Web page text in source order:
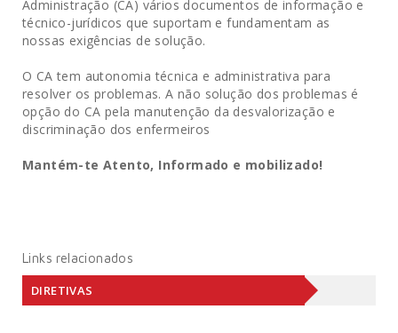
Administração (CA) vários documentos de informação e
técnico-jurídicos que suportam e fundamentam as
nossas exigências de solução.
O CA tem autonomia técnica e administrativa para
resolver os problemas. A não solução dos problemas é
opção do CA pela manutenção da desvalorização e
discriminação dos enfermeiros
Mantém-te Atento, Informado e mobilizado!
Links relacionados
DIRETIVAS